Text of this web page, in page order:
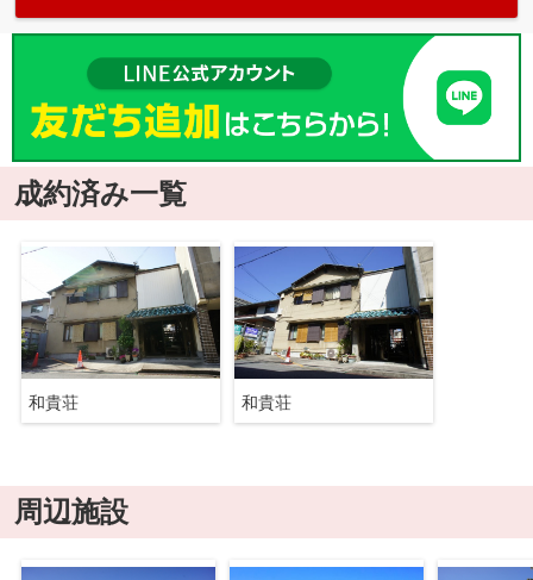
成約済み一覧
和貴荘 和貴荘
周辺施設